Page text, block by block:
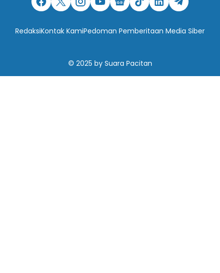
RedaksiKontak KamiPedoman Pemberitaan Media Siber
© 2025 by Suara Pacitan